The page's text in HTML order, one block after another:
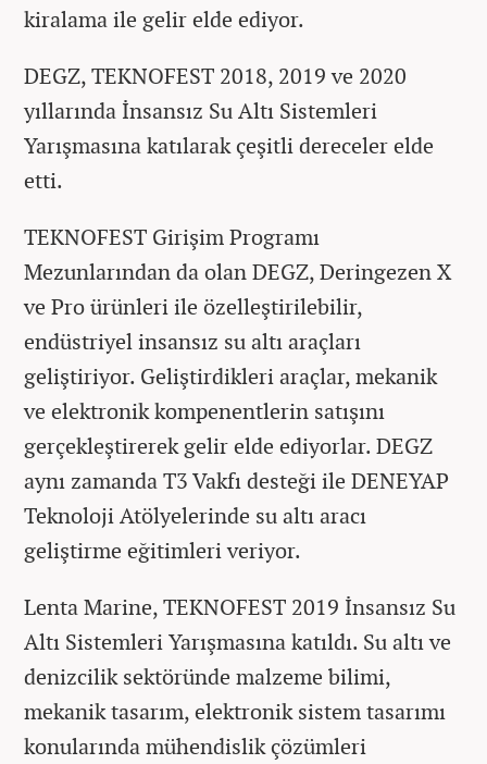
kiralama ile gelir elde ediyor.
DEGZ, TEKNOFEST 2018, 2019 ve 2020
yıllarında İnsansız Su Altı Sistemleri
Yarışmasına katılarak çeşitli dereceler elde
etti.
TEKNOFEST Girişim Programı
Mezunlarından da olan DEGZ, Deringezen X
ve Pro ürünleri ile özelleştirilebilir,
endüstriyel insansız su altı araçları
geliştiriyor. Geliştirdikleri araçlar, mekanik
ve elektronik kompenentlerin satışını
gerçekleştirerek gelir elde ediyorlar. DEGZ
aynı zamanda T3 Vakfı desteği ile DENEYAP
Teknoloji Atölyelerinde su altı aracı
geliştirme eğitimleri veriyor.
Lenta Marine, TEKNOFEST 2019 İnsansız Su
Altı Sistemleri Yarışmasına katıldı. Su altı ve
denizcilik sektöründe malzeme bilimi,
mekanik tasarım, elektronik sistem tasarımı
konularında mühendislik çözümleri